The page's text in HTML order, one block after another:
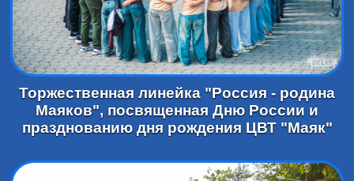
Торжественная линейка "Россия - родина
Маяков", посвященная Дню России и
празднованию дня рождения ЦВТ "Маяк"